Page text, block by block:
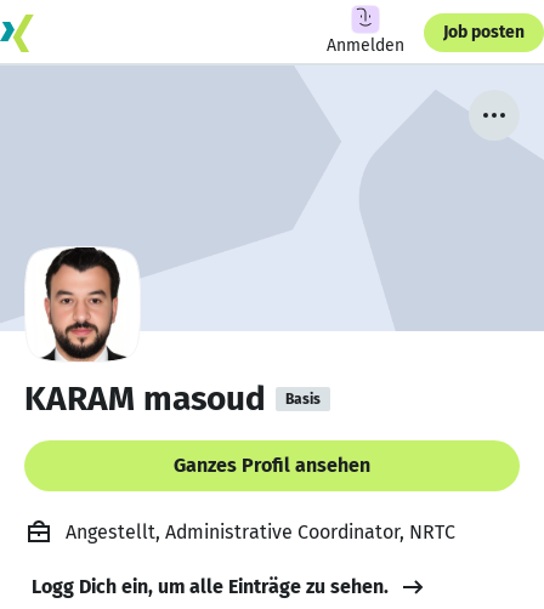
Anmelden
Job posten
KARAM masoud Basis
Ganzes Profil ansehen
Angestellt, Administrative Coordinator, NRTC
Logg Dich ein, um alle Einträge zu sehen.